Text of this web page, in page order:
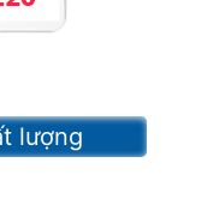
lượng